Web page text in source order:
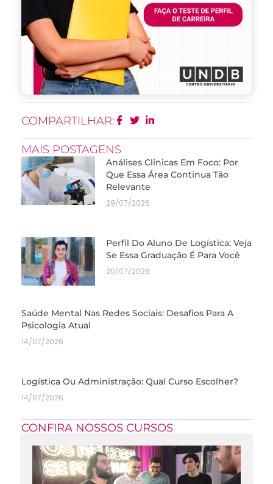
COMPARTILHAR:
MAIS POSTAGENS
Análises Clínicas Em Foco: Por
Que Essa Área Continua Tão
Relevante
29/07/2026
Perfil Do Aluno De Logística: Veja
Se Essa Graduação É Para Você
20/07/2026
Saúde Mental Nas Redes Sociais: Desafios Para A
Psicologia Atual
14/07/2026
Logística Ou Administração: Qual Curso Escolher?
14/07/2026
CONFIRA NOSSOS CURSOS